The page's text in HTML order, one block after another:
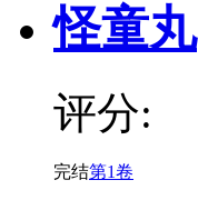
怪童丸
评分:
完结第1卷